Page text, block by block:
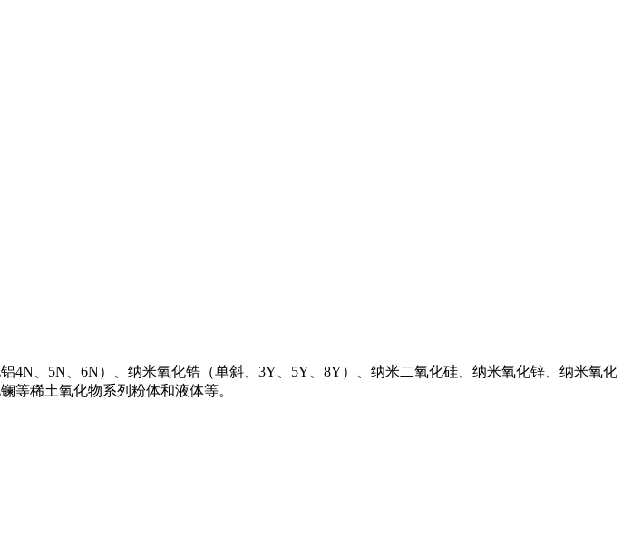
、5N、6N）、纳米氧化锆（单斜、3Y、5Y、8Y）、纳米二氧化硅、纳米氧化锌、纳米氧化
等稀土氧化物系列粉体和液体等。